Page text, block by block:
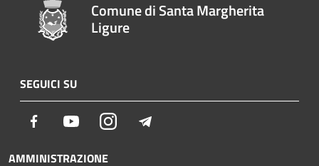
Comune di Santa Margherita
Ligure
SEGUICI SU
Facebook YoutubeInstagram
AMMINISTRAZIONE